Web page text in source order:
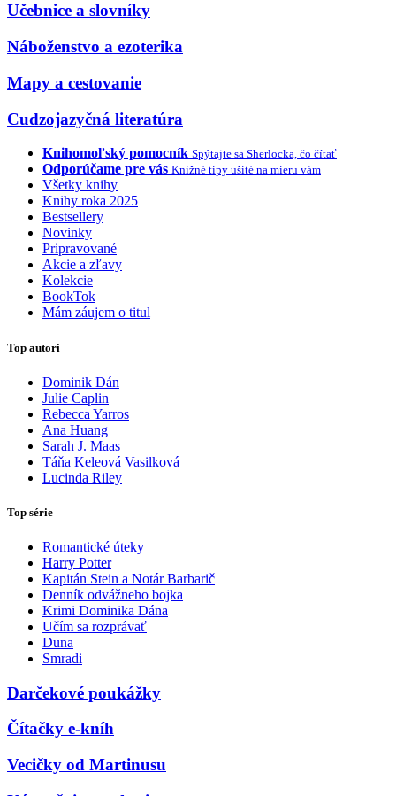
Učebnice a slovníky
Náboženstvo a ezoterika
Mapy a cestovanie
Cudzojazyčná literatúra
Knihomoľský pomocník Spýtajte sa Sherlocka, čo čítať
Odporúčame pre vás Knižné tipy ušité na mieru vám
Všetky knihy
Knihy roka 2025
Bestsellery
Novinky
Pripravované
Akcie a zľavy
Kolekcie
BookTok
Mám záujem o titul
Top autori
Dominik Dán
Julie Caplin
Rebecca Yarros
Ana Huang
Sarah J. Maas
Táňa Keleová Vasilková
Lucinda Riley
Top série
Romantické úteky
Harry Potter
Kapitán Stein a Notár Barbarič
Denník odvážneho bojka
Krimi Dominika Dána
Učím sa rozprávať
Duna
Smradi
Darčekové poukážky
Čítačky e-kníh
Vecičky od Martinusu